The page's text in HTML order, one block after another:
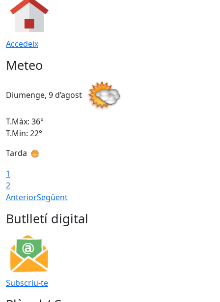
Accedeix
Meteo
Diumenge, 9 d’agost
T.Màx: 36°
T.Min: 22°
Tarda
1
2
AnteriorSegüent
Butlletí digital
Subscriu-te